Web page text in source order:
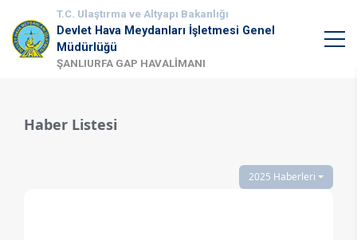
T.C. Ulaştırma ve Altyapı Bakanlığı
Devlet Hava Meydanları İşletmesi Genel
Müdürlüğü
ŞANLIURFA GAP HAVALİMANI
Haber Listesi
2025 Haberleri